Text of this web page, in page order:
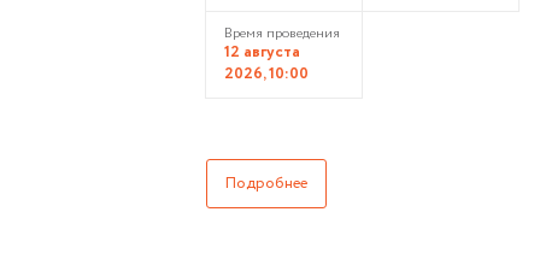
Время проведения
12 августа
2026, 10:00
Подробнее